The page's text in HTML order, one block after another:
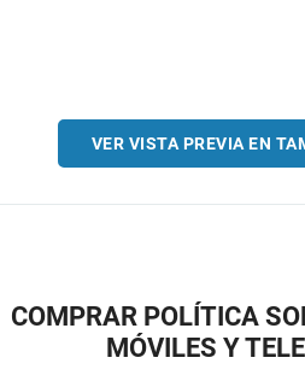
VER VISTA PREVIA EN
COMPRAR POLÍTICA
MÓVILES Y